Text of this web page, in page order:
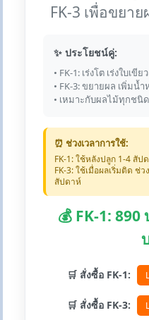
FK-3 เพื่อขยา
✨ ประโยชน์คู่:
• FK-1: เร่งโต เร่งใบเขีย
• FK-3: ขยายผล เพิ่มน้
• เหมาะกับผลไม้ทุกชนิด
⏰ ช่วงเวลาการใช้:
FK-1: ใช้หลังปลูก 1-4 สั
FK-3: ใช้เมื่อผลเริ่มติด ช่
สัปดาห์
💰 FK-1:
🛒 สั่งซื้อ FK-1:
🛒 สั่งซื้อ FK-3: